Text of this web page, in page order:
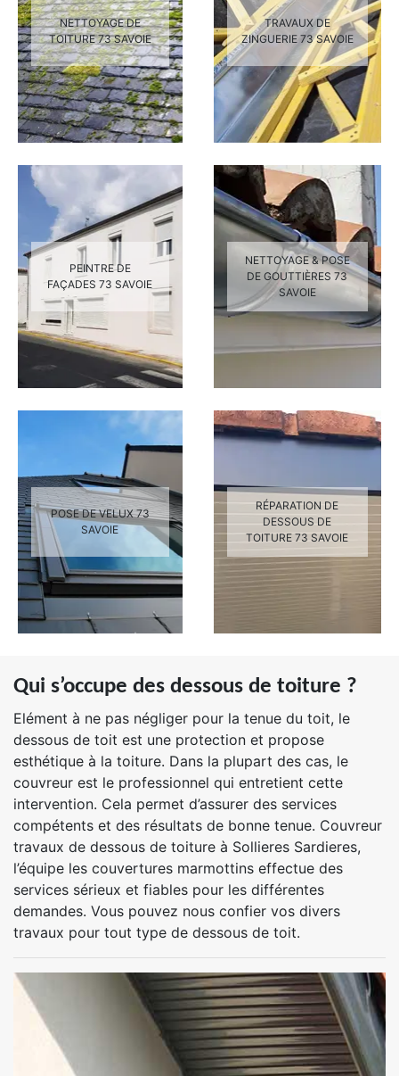
NETTOYAGE DE
TOITURE 73 SAVOIE
TRAVAUX DE
ZINGUERIE 73 SAVOIE
PEINTRE DE
FAÇADES 73 SAVOIE
NETTOYAGE & POSE
DE GOUTTIÈRES 73
SAVOIE
POSE DE VELUX 73
SAVOIE
RÉPARATION DE
DESSOUS DE
TOITURE 73 SAVOIE
Qui s’occupe des dessous de toiture ?
Elément à ne pas négliger pour la tenue du toit, le
dessous de toit est une protection et propose
esthétique à la toiture. Dans la plupart des cas, le
couvreur est le professionnel qui entretient cette
intervention. Cela permet d’assurer des services
compétents et des résultats de bonne tenue. Couvreur
travaux de dessous de toiture à Sollieres Sardieres,
l’équipe les couvertures marmottins effectue des
services sérieux et fiables pour les différentes
demandes. Vous pouvez nous confier vos divers
travaux pour tout type de dessous de toit.